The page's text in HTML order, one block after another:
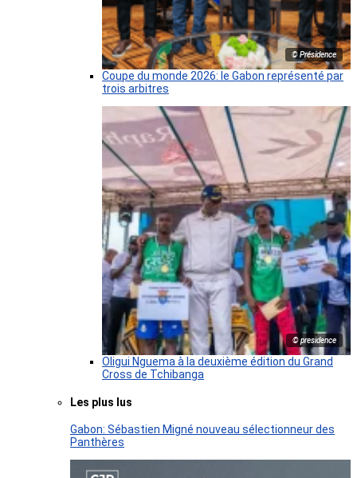
© Présidence
Coupe du monde 2026: le Gabon représenté par
trois arbitres
© presidence
Oligui Nguema à la deuxième édition du Grand
Cross de Tchibanga
Les plus lus
Gabon: Sébastien Migné nouveau sélectionneur des
Panthères